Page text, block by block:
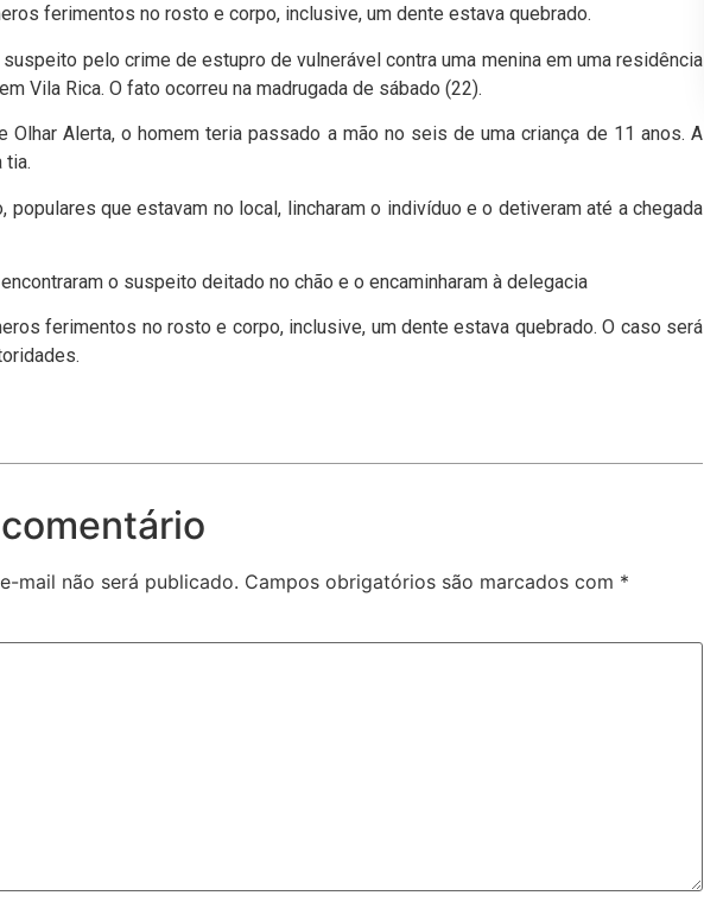
ferimentos no rosto e corpo, inclusive, um dente estava quebrado.
pelo crime de estupro de vulnerável contra uma menina em uma residência
Vila Rica. O fato ocorreu na madrugada de sábado (22).
Olhar Alerta, o homem teria passado a mão no seis de uma criança de 11 anos. A
tia.
populares que estavam no local, lincharam o indivíduo e o detiveram até a chegada
o suspeito deitado no chão e o encaminharam à delegacia
ferimentos no rosto e corpo, inclusive, um dente estava quebrado. O caso será
mail não será publicado. Campos obrigatórios são marcados com *